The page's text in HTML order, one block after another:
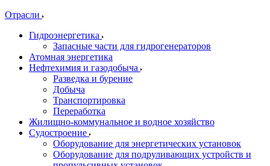
Отрасли
Гидроэнергетика
Запасные части для гидрогенераторов
Атомная энергетика
Нефтехимия и газодобыча
Разведка и бурение
Добыча
Транспортировка
Переработка
Жилищно-коммунальное и водное хозяйство
Судостроение
Оборудование для энергетических установок
Оборудование для подруливающих устройств и